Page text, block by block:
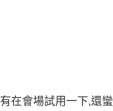
在會場試用一下,還蠻